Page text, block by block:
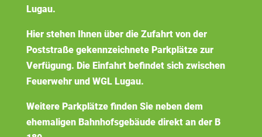
Lugau.
Hier stehen Ihnen über die Zufahrt von der
Poststraße gekennzeichnete Parkplätze zur
Verfügung. Die Einfahrt befindet sich zwischen
Feuerwehr und WGL Lugau.
Weitere Parkplätze finden Sie neben dem
ehemaligen Bahnhofsgebäude direkt an der B